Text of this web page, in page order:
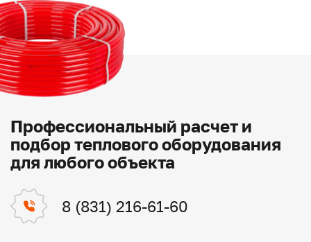
Профессиональный расчет и
подбор теплового оборудования
для любого объекта
8 (831) 216-61-60